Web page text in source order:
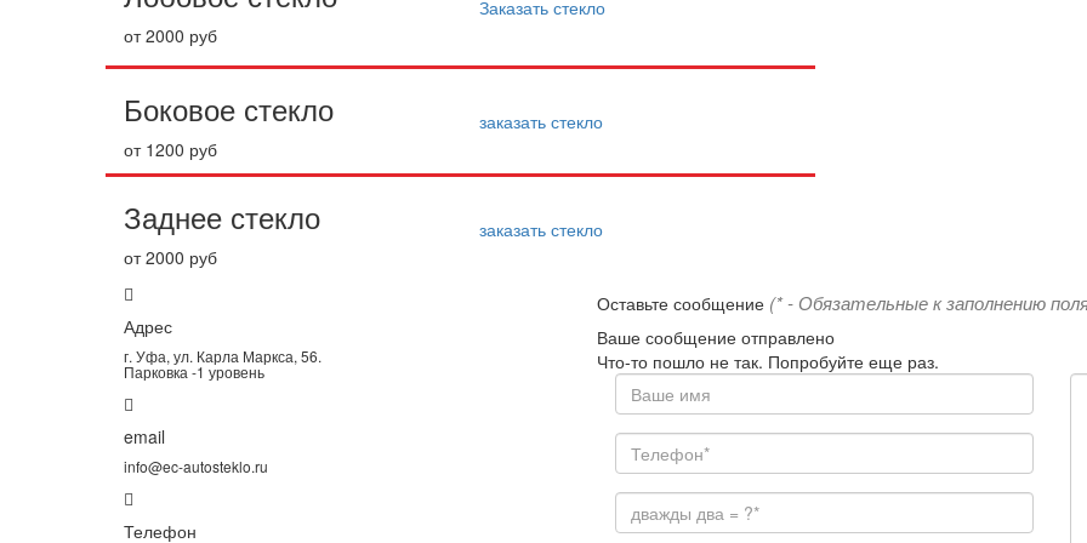
от 2000 руб
Заказать стекло
Боковое стекло
от 1200 руб
заказать стекло
Заднее стекло
от 2000 руб
заказать стекло
Адрес
г. Уфа, ул. Карла Маркса, 56.
Парковка -1 уровень
email
info@ec-autosteklo.ru
Телефон
Оставьте сообщение (* - Обязательные к заполнению
Ваше сообщение отправлено
Что-то пошло не так. Попробуйте еще раз.